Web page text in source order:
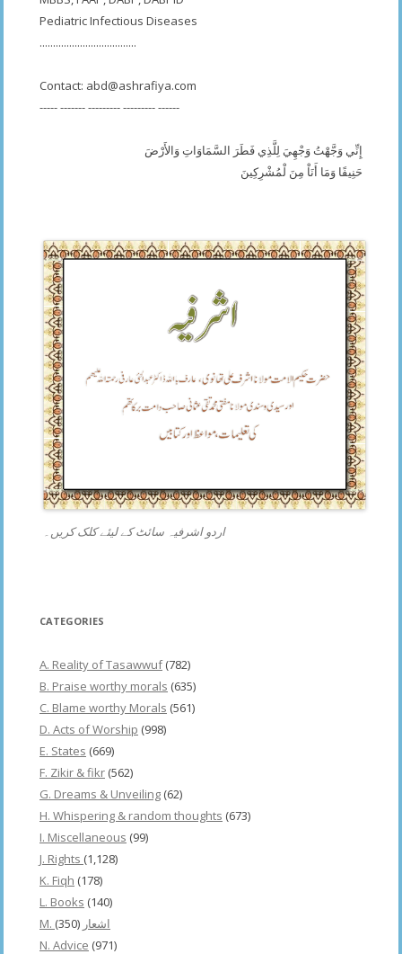
Pediatric Infectious Diseases
....................................
Contact: abd@ashrafiya.com
----- ------- --------- --------- ------
إِنِّي وَجَّهْتُ وَجْهِيَ لِلَّذِي فَطَرَ السَّمَاوَاتِ وَالأَرْضَ
حَنِيفًا وَمَا أَنَاْ مِنَ لْمُشْرِكِينَ
اردو اشرفیہ سائٹ کے لیئے کلک کریں۔
CATEGORIES
A. Reality of Tasawwuf(782)
B. Praise worthy morals (635)
C. Blame worthy Morals (561)
D. Acts of Worship (998)
E. States (669)
F. Zikir & fikr (562)
G. Dreams & Unveiling (62)
H. Whispering & random thoughts (673)
I. Miscellaneous (99)
J. Rights (1,128)
K. Fiqh (178)
L. Books (140)
M. اشعار (350)
N. Advice (971)